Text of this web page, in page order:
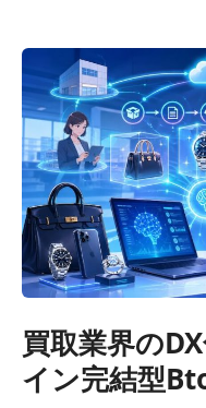
n
t
買取業界の
イン完結型